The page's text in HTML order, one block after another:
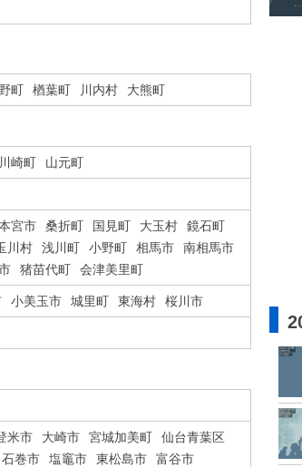
町 楢葉町 川内村 大熊町
崎町 山元町
宮市 桑折町 国見町 大玉村
鏡石町
川村 浅川町 小野町 相馬市
南相馬市
猪苗代町 会津美里町
小美玉市 城里町 東海村 桜川市
米市 大崎市 宮城加美町
仙台青葉区
石巻市 塩竈市 東松島市
富谷市